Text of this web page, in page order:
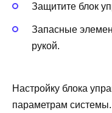
Защитите блок
Запасные
рукой.
Настройку блока
параметрам